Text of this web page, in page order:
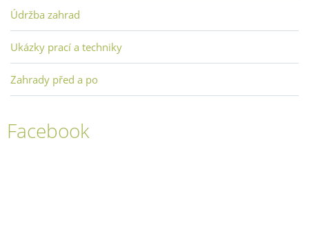
Údržba zahrad
Ukázky prací a techniky
Zahrady před a po
Facebook